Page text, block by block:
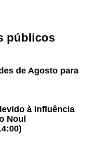
públicos
de Agosto para
à influência
Noul